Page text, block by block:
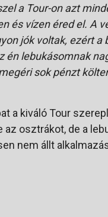
a Tour-on azt
és vízen éred el. A
jók voltak, ezért a
én lebukásomnak
sok pénzt
a kiváló Tour
osztrákot, de a
nem állt